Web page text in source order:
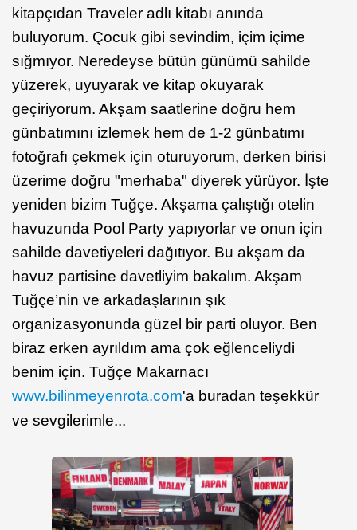
kitapçıdan Traveler adlı kitabı anında
buluyorum. Çocuk gibi sevindim, içim içime
sığmıyor. Neredeyse bütün günümü sahilde
yüzerek, uyuyarak ve kitap okuyarak
geçiriyorum. Akşam saatlerine doğru hem
günbatımını izlemek hem de 1-2 günbatımı
fotoğrafı çekmek için oturuyorum, derken birisi
üzerime doğru "merhaba" diyerek yürüyor. İşte
yeniden bizim Tuğçe. Akşama çalıştığı otelin
havuzunda Pool Party yapıyorlar ve onun için
sahilde davetiyeleri dağıtıyor. Bu akşam da
havuz partisine davetliyim bakalım. Akşam
Tuğçe’nin ve arkadaşlarının şık
organizasyonunda güzel bir parti oluyor. Ben
biraz erken ayrıldım ama çok eğlenceliydi
benim için. Tuğçe Makarnacı
www.bilinmeyenrota.com'a buradan teşekkür
ve sevgilerimle...